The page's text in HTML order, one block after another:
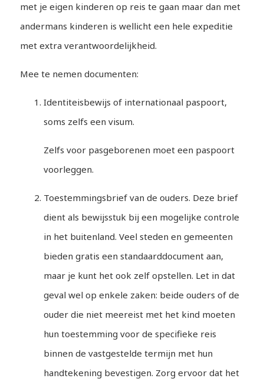
met je eigen kinderen op reis te gaan maar dan met
andermans kinderen is wellicht een hele expeditie
met extra verantwoordelijkheid.
Mee te nemen documenten:
Identiteisbewijs of internationaal paspoort,
soms zelfs een visum.
Zelfs voor pasgeborenen moet een paspoort
voorleggen.
Toestemmingsbrief van de ouders. Deze brief
dient als bewijsstuk bij een mogelijke controle
in het buitenland. Veel steden en gemeenten
bieden gratis een standaarddocument aan,
maar je kunt het ook zelf opstellen. Let in dat
geval wel op enkele zaken: beide ouders of de
ouder die niet meereist met het kind moeten
hun toestemming voor de specifieke reis
binnen de vastgestelde termijn met hun
handtekening bevestigen. Zorg ervoor dat het